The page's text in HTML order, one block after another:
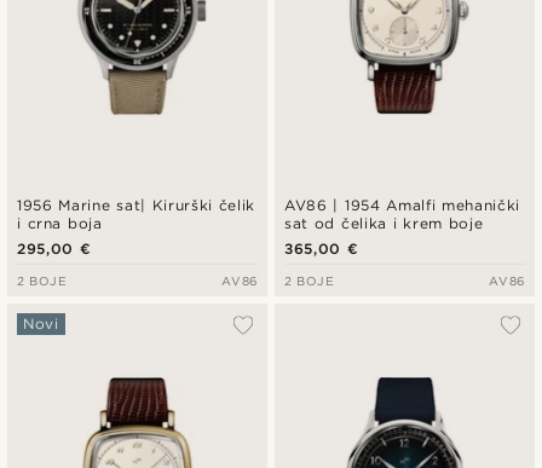
1956 Marine sat| Kirurški čelik
i crna boja
295,00 €
2 BOJE AV86
AV86 | 1954 Amalfi mehanički
sat od čelika i krem boje
365,00 €
2 BOJE AV86
Novi